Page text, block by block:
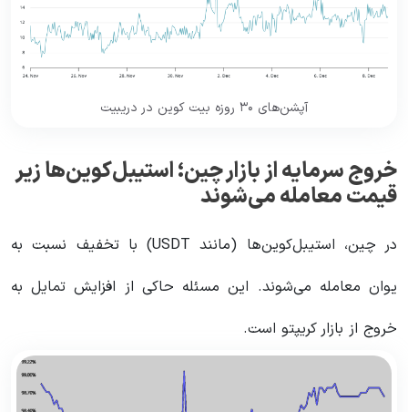
آپشن‌های ۳۰ روزه بیت کوین در دریبیت
خروج سرمایه از بازار چین؛ استیبل‌کوین‌ها زیر
قیمت معامله می‌شوند
در چین، استیبل‌کوین‌ها (مانند USDT) با تخفیف نسبت به
یوان معامله می‌شوند. این مسئله حاکی از افزایش تمایل به
خروج از بازار کریپتو است.